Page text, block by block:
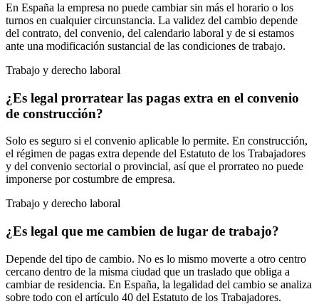
En España la empresa no puede cambiar sin más el horario o los
turnos en cualquier circunstancia. La validez del cambio depende
del contrato, del convenio, del calendario laboral y de si estamos
ante una modificación sustancial de las condiciones de trabajo.
Trabajo y derecho laboral
¿Es legal prorratear las pagas extra en el convenio
de construcción?
Solo es seguro si el convenio aplicable lo permite. En construcción,
el régimen de pagas extra depende del Estatuto de los Trabajadores
y del convenio sectorial o provincial, así que el prorrateo no puede
imponerse por costumbre de empresa.
Trabajo y derecho laboral
¿Es legal que me cambien de lugar de trabajo?
Depende del tipo de cambio. No es lo mismo moverte a otro centro
cercano dentro de la misma ciudad que un traslado que obliga a
cambiar de residencia. En España, la legalidad del cambio se analiza
sobre todo con el artículo 40 del Estatuto de los Trabajadores.